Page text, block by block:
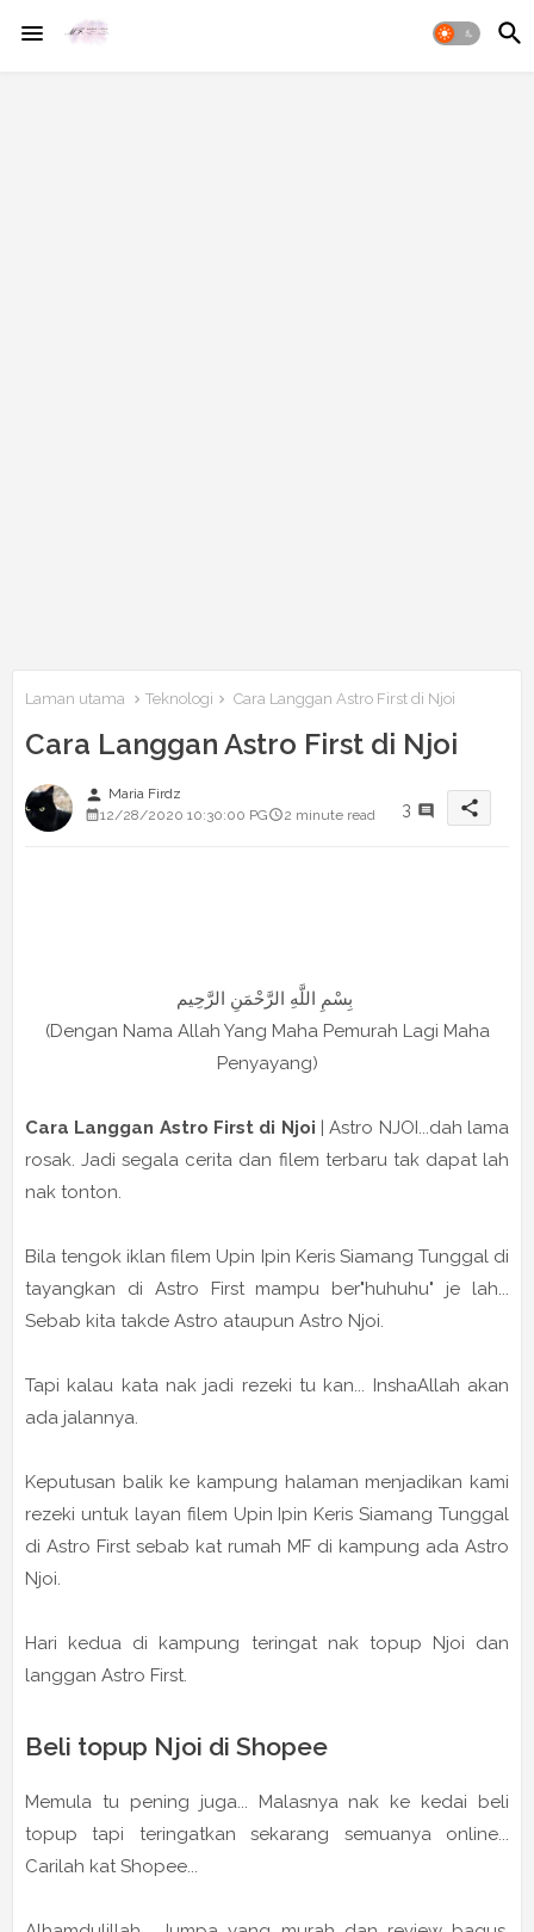
Laman utama Teknologi Cara Langgan Astro First di Njoi
Cara Langgan Astro First di Njoi
person Maria Firdz
12/28/2020 10:30:00 PG
2 minute read 3 share
(Dengan Nama Allah Yang Maha Pemurah Lagi Maha
Penyayang)
Cara Langgan Astro First di Njoi | Astro NJOI...dah lama
rosak. Jadi segala cerita dan filem terbaru tak dapat lah
nak tonton.
Bila tengok iklan filem Upin Ipin Keris Siamang Tunggal di
tayangkan di Astro First mampu ber"huhuhu" je lah...
Sebab kita takde Astro ataupun Astro Njoi.
Tapi kalau kata nak jadi rezeki tu kan... InshaAllah akan
ada jalannya.
Keputusan balik ke kampung halaman menjadikan kami
rezeki untuk layan filem Upin Ipin Keris Siamang Tunggal
di Astro First sebab kat rumah MF di kampung ada Astro
Njoi.
Hari kedua di kampung teringat nak topup Njoi dan
langgan Astro First.
Beli topup Njoi di Shopee
Memula tu pening juga... Malasnya nak ke kedai beli
topup tapi teringatkan sekarang semuanya online...
Carilah kat Shopee...